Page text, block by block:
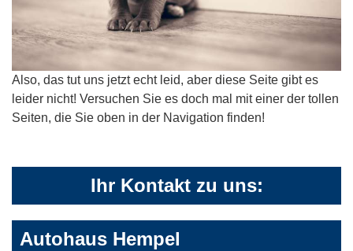
Also, das tut uns jetzt echt leid, aber diese Seite gibt es
leider nicht! Versuchen Sie es doch mal mit einer der tollen
Seiten, die Sie oben in der Navigation finden!
Ihr Kontakt zu uns:
Autohaus Hempel